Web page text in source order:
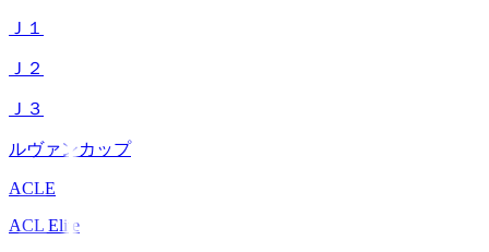
Ｊ１
Ｊ２
Ｊ３
ルヴァンカップ
ACLE
ACL Elite